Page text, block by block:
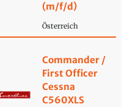
(m/f/d)
Österreich
Commander /
First Officer
Cessna
C560XLS